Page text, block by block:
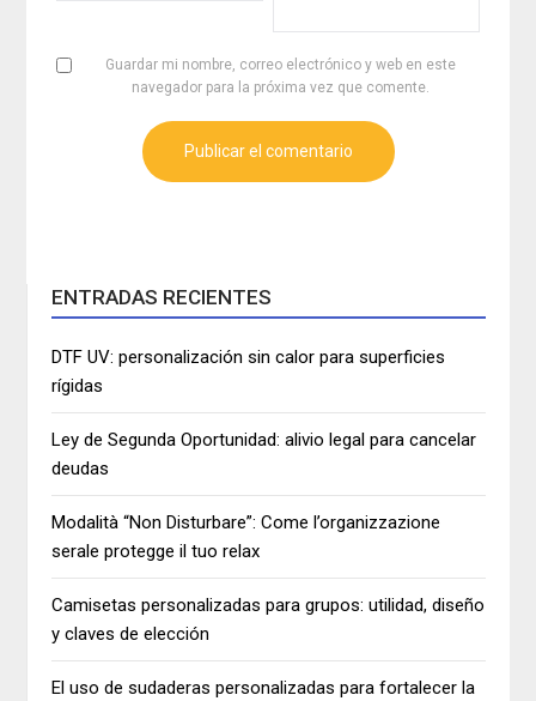
Guardar mi nombre, correo electrónico y web en este
navegador para la próxima vez que comente.
ENTRADAS RECIENTES
DTF UV: personalización sin calor para superficies
rígidas
Ley de Segunda Oportunidad: alivio legal para cancelar
deudas
Modalità “Non Disturbare”: Come l’organizzazione
serale protegge il tuo relax
Camisetas personalizadas para grupos: utilidad, diseño
y claves de elección
El uso de sudaderas personalizadas para fortalecer la